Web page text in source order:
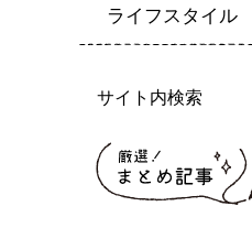
ライフスタイル
サイト内検索